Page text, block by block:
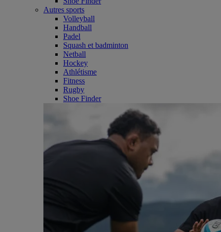
Autres sports
Volleyball
Handball
Padel
Squash et badminton
Netball
Hockey
Athlétisme
Fitness
Rugby
Shoe Finder